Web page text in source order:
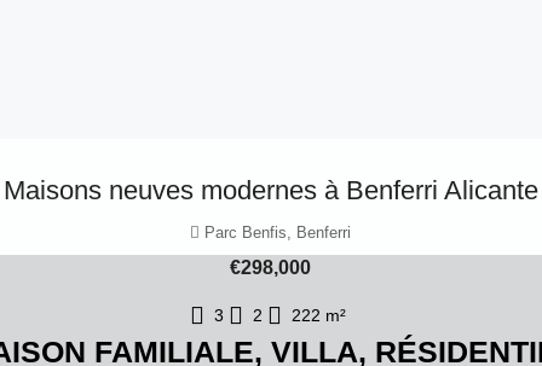
Maisons neuves modernes à Benferri Alicante
Parc Benfis, Benferri
€298,000
3 2 222 m²
FAMILIALE, VILLA,